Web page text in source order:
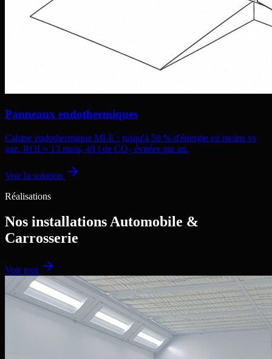
Panneaux endothermiques
Cabine endothermique MI-E : jusqu'à 50 % d'énergie en moins vs
gaz, ROI ≈ 13 mois, 49 t de CO₂ évitées par an.
Voir la solution
Réalisations
Nos installations Automobile &
Carrosserie
Voir tout